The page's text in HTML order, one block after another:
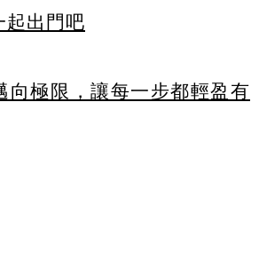
出門吧
向極限，讓每一步都輕盈有